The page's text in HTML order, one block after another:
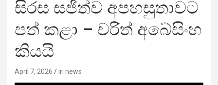
සිරස සජිත්ව අපහසුතාවට
පත් කළා – චරිත් අබේසිංහ
කියයි
April 7, 2026 iri news